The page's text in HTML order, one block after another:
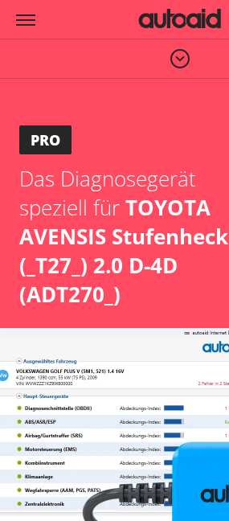
PRO
Das Diagnosegerät
speziell fürTOYOTA
AVENSIS Stufenheck
(_T27_) 2.0 D-4D
(ADT270_)